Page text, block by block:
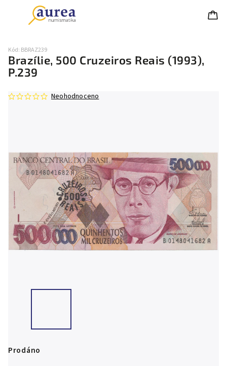
Brazílie, 500 Cruzeiros Reais (1993),
P.239
Kód: BBRAZ239
Neohodnoceno
Prodáno